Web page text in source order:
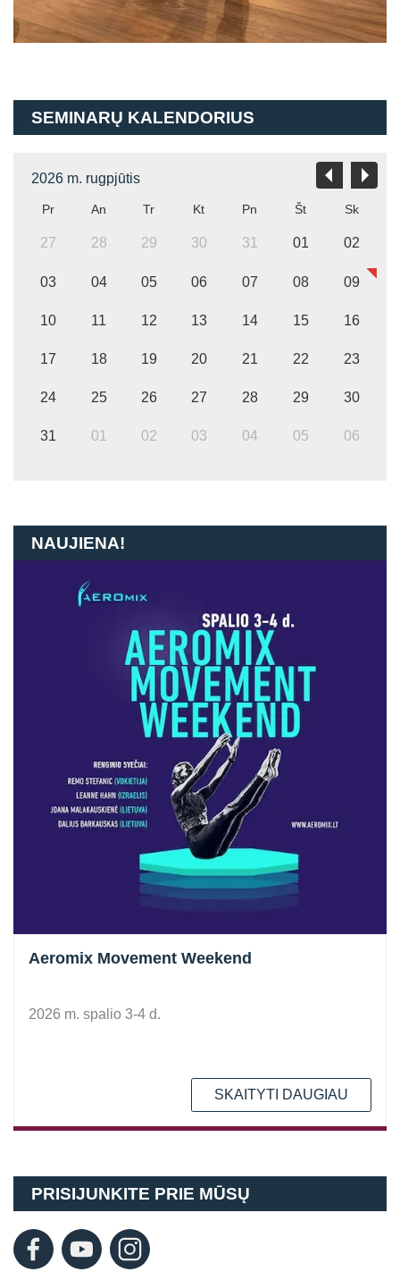
SEMINARŲ KALENDORIUS
2026 m. rugpjūtis
Pr An Tr Kt Pn Št Sk
27 28 29 30 31 01 02
03 04 05 06 07 08 09
10 11 12 13 14 15 16
17 18 19 20 21 22 23
24 25 26 27 28 29 30
31 01 02 03 04 05 06
NAUJIENA!
Aeromix Movement Weekend
2026 m. spalio 3-4 d.
SKAITYTI DAUGIAU
PRISIJUNKITE PRIE MŪSŲ